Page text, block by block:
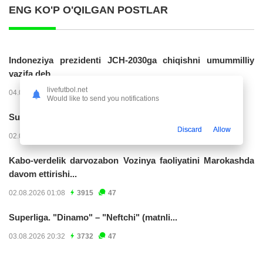
ENG KO'P O'QILGAN POSTLAR
Indoneziya prezidenti JCH-2030ga chiqishni umummilliy
vazifa deb...
04.08.2026 02:11 14241
Superliga. “Buxoro” - “Lokomotiv”...
02.08.2026 03:08
Kabo-verdelik darvozabon Vozinya faoliyatini Marokashda
davom ettirishi...
02.08.2026 01:08 3915 47
Superliga. "Dinamo" – "Neftchi" (matnli...
03.08.2026 20:32 3732 47
livefutbol.net
Would like to send you notifications
Discard Allow